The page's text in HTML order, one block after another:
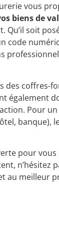
vous
biens de
soit
code
coffres-
également
Pour
banque),
pour
n’hésitez
au meilleur